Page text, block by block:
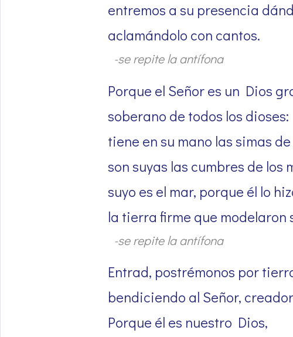
entremos a su presencia
aclamándolo con cantos.
-se repite la antífona
Porque el Señor es un Dios
soberano de todos los dioses:
tiene en su mano las simas
son suyas las cumbres de los
suyo es el mar, porque él lo
la tierra firme que modelaron
-se repite la antífona
Entrad, postrémonos por
bendiciendo al Señor,
Porque él es nuestro Dios,